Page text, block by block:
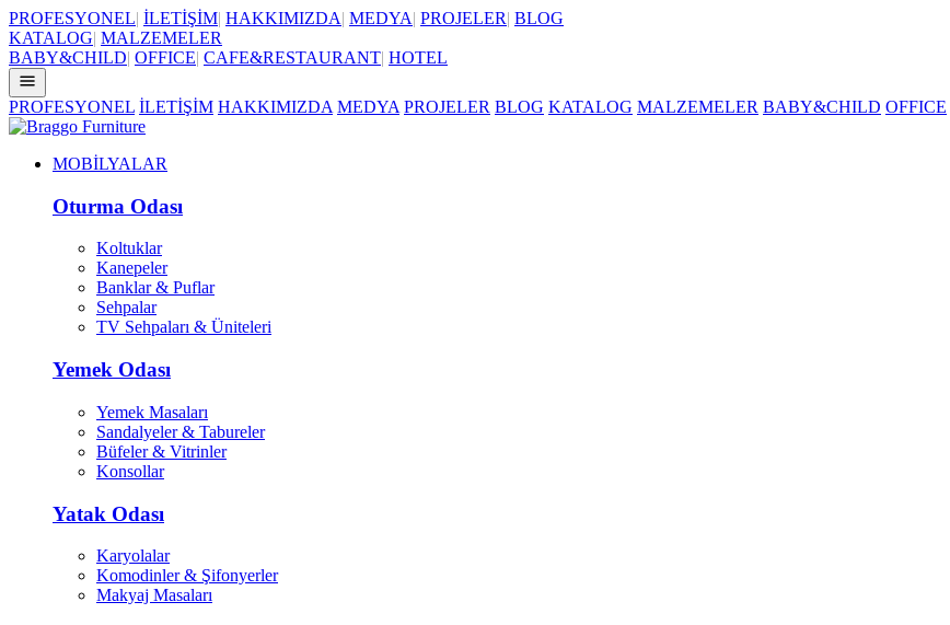
PROFESYONEL| İLETİŞİM| HAKKIMIZDA| MEDYA| PROJELER| BLOG
KATALOG| MALZEMELER
BABY&CHILD| OFFICE| CAFE&RESTAURANT| HOTEL
PROFESYONEL İLETİŞİM HAKKIMIZDA MEDYA PROJELER BLOG KATALOG MALZEMELER BABY&CHILD OFFICE
MOBİLYALAR
Oturma Odası
Koltuklar
Kanepeler
Banklar & Puflar
Sehpalar
TV Sehpaları & Üniteleri
Yemek Odası
Yemek Masaları
Sandalyeler & Tabureler
Büfeler & Vitrinler
Konsollar
Yatak Odası
Karyolalar
Komodinler & Şifonyerler
Makyaj Masaları